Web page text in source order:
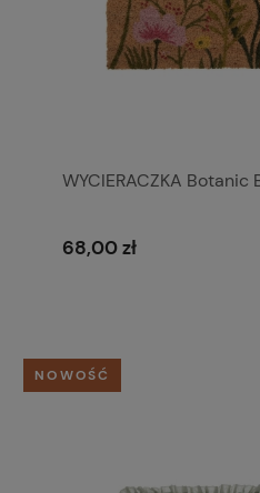
WYCIERACZKA
68,00 zł
NOWOŚĆ